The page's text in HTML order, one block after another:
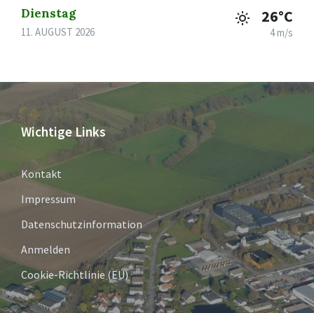
Dienstag
11. AUGUST 2026
26°C
4 m/s
Wichtige Links
Kontakt
Impressum
Datenschutzinformation
Anmelden
Cookie-Richtlinie (EU)